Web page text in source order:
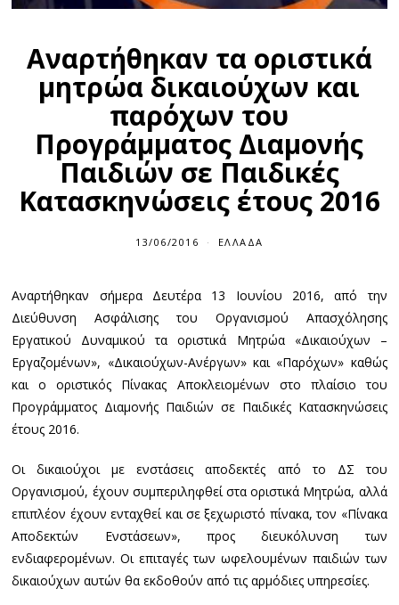
Αναρτήθηκαν τα οριστικά
μητρώα δικαιούχων και
παρόχων του
Προγράμματος Διαμονής
Παιδιών σε Παιδικές
Κατασκηνώσεις έτους 2016
13/06/2016 ΕΛΛΆΔΑ
Αναρτήθηκαν σήμερα Δευτέρα 13 Ιουνίου 2016, από την
Διεύθυνση Ασφάλισης του Οργανισμού Απασχόλησης
Εργατικού Δυναμικού τα οριστικά Μητρώα «Δικαιούχων –
Εργαζομένων», «Δικαιούχων-Ανέργων» και «Παρόχων» καθώς
και ο οριστικός Πίνακας Αποκλειομένων στο πλαίσιο του
Προγράμματος Διαμονής Παιδιών σε Παιδικές Κατασκηνώσεις
έτους 2016.
Οι δικαιούχοι με ενστάσεις αποδεκτές από το ΔΣ του
Οργανισμού, έχουν συμπεριληφθεί στα οριστικά Μητρώα, αλλά
επιπλέον έχουν ενταχθεί και σε ξεχωριστό πίνακα, τον «Πίνακα
Αποδεκτών Ενστάσεων», προς διευκόλυνση των
ενδιαφερομένων. Οι επιταγές των ωφελουμένων παιδιών των
δικαιούχων αυτών θα εκδοθούν από τις αρμόδιες υπηρεσίες.